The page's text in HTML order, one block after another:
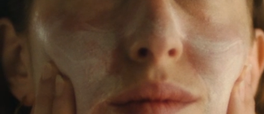
Mis dispositivos
Mis pedidos
Mis direcciones
Mis suscripciones
FAQ™ Pure Beauty-Tech Elixir
issa™ Teeth Whitening Set
Español
Français
Polski
Русский
繁體中文